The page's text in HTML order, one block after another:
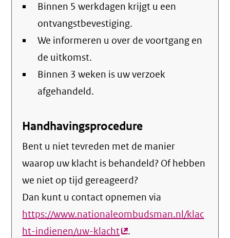
Binnen 5 werkdagen krijgt u een
ontvangstbevestiging.
We informeren u over de voortgang en
de uitkomst.
Binnen 3 weken is uw verzoek
afgehandeld.
Handhavingsprocedure
Bent u niet tevreden met de manier
waarop uw klacht is behandeld? Of hebben
we niet op tijd gereageerd?
Dan kunt u contact opnemen via
https://www.nationaleombudsman.nl/klac
ht-indienen/uw-klacht(externe
.